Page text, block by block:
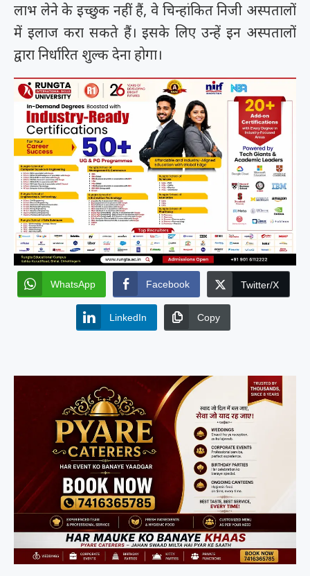
लाभ लेने के इच्छुक नहीं हैं, वे चिन्हांकित निजी अस्पतालों
में इलाज करा सकते हैं। इसके लिए उन्हें इन अस्पतालों
द्वारा निर्धारित शुल्क देना होगा।
WhatsApp Facebook Twitter/X
LinkedIn Copy